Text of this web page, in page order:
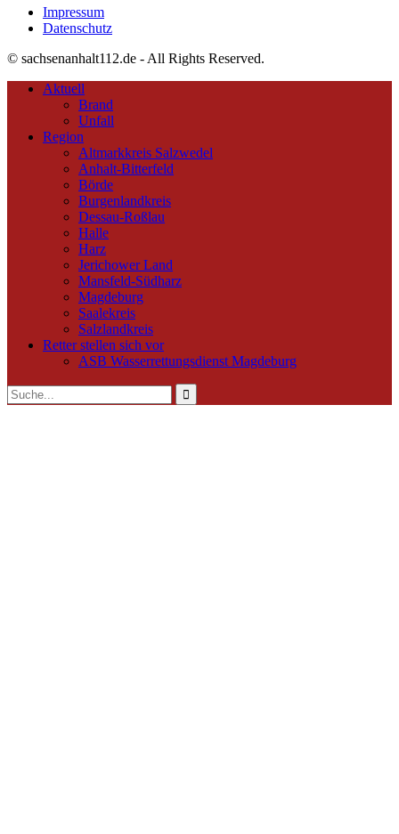
Impressum
Datenschutz
© sachsenanhalt112.de - All Rights Reserved.
Aktuell
Brand
Unfall
Region
Altmarkkreis Salzwedel
Anhalt-Bitterfeld
Börde
Burgenlandkreis
Dessau-Roßlau
Halle
Harz
Jerichower Land
Mansfeld-Südharz
Magdeburg
Saalekreis
Salzlandkreis
Retter stellen sich vor
ASB Wasserrettungsdienst Magdeburg